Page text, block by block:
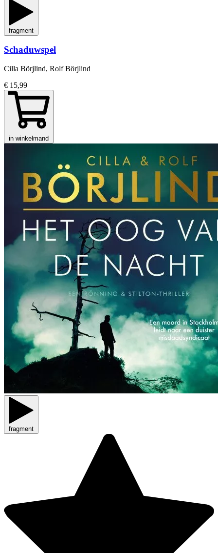
fragment
Schaduwspel
Cilla Börjlind, Rolf Börjlind
€ 15,99
in winkelmand
fragment